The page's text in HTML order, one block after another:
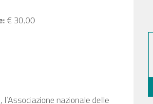
€ 30,00
nazionale delle